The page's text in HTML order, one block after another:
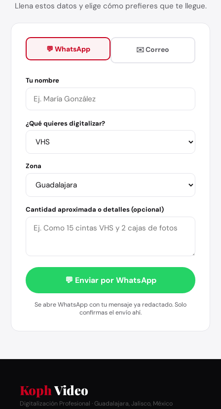
Llena estos datos y elige cómo prefieres que te llegue.
💬 WhatsApp ✉️ Correo
Tu nombre
¿Qué quieres digitalizar?
Zona
Cantidad aproximada o detalles (opcional)
💬 Enviar por WhatsApp
Se abre WhatsApp con tu mensaje ya redactado. Solo
confirmas el envío ahí.
KophVideo
Digitalización Profesional · Guadalajara, Jalisco, México